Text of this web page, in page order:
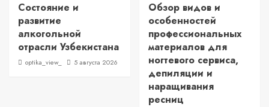
Состояние и
развитие
алкогольной
отрасли Узбекистана
optika_view_ 5 августа 2026
Обзор видов и
особенностей
профессиональных
материалов для
ногтевого сервиса,
депиляции и
наращивания
ресниц